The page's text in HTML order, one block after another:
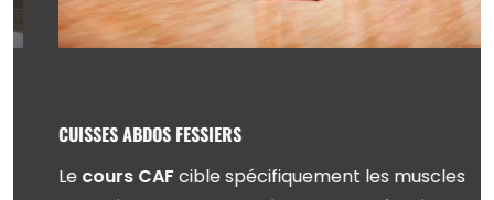
CUISSES ABDOS FESSIERS
cours CAFcible spécifiquement les muscles